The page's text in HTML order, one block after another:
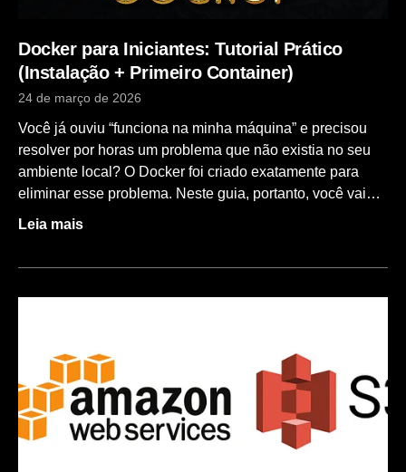
Docker para Iniciantes: Tutorial Prático
(Instalação + Primeiro Container)
24 de março de 2026
Você já ouviu “funciona na minha máquina” e precisou
resolver por horas um problema que não existia no seu
ambiente local? O Docker foi criado exatamente para
eliminar esse problema. Neste guia, portanto, você vai
aprender o que é Docker, como instalar em qualquer
conteinerização. Em outras palavras, ele permite
não levaria só as chaves da sua casa nova. Você levaria
tudo que precisa para funcionar — móveis, utensílios,
roupas. O Docker faz exatamente isso com sua
aplicação. A principal diferença em relação a uma
máquina virtual (VM) é que a VM emula um
Leia mais